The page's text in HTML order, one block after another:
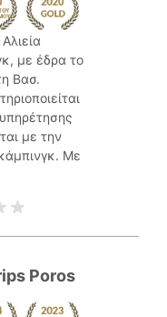
με έδρα το
Βασ.
με την
Με
Poros